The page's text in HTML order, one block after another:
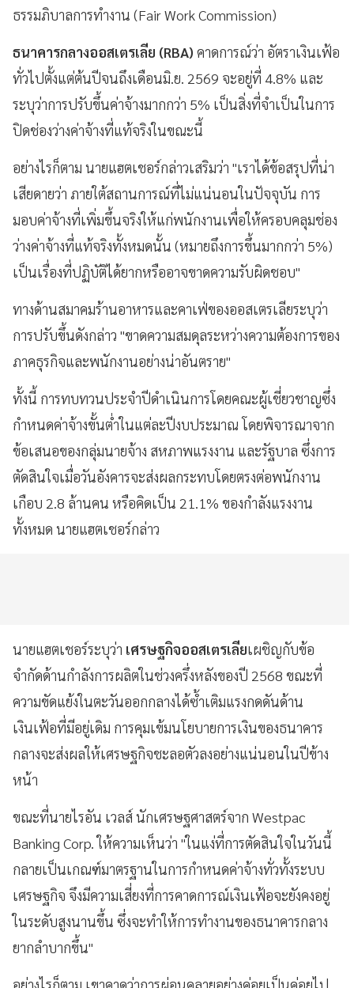
ธรรมภิบาลการทำงาน (Fair Work Commission)
ธนาคารกลางออสเตรเลีย (RBA) คาดการณ์ว่า อัตราเงินเฟ้อ
ทั่วไปตั้งแต่ต้นปีจนถึงเดือนมิ.ย. 2569 จะอยู่ที่ 4.8% และ
ระบุว่าการปรับขึ้นค่าจ้างมากกว่า 5% เป็นสิ่งที่จำเป็นในการ
ปิดช่องว่างค่าจ้างที่แท้จริงในขณะนี้
อย่างไรก็ตาม นายแฮตเชอร์กล่าวเสริมว่า "เราได้ข้อสรุปที่น่า
เสียดายว่า ภายใต้สถานการณ์ที่ไม่แน่นอนในปัจจุบัน การ
มอบค่าจ้างที่เพิ่มขึ้นจริงให้แก่พนักงานเพื่อให้ครอบคลุมช่อง
ว่างค่าจ้างที่แท้จริงทั้งหมดนั้น (หมายถึงการขึ้นมากกว่า 5%)
เป็นเรื่องที่ปฏิบัติได้ยากหรืออาจขาดความรับผิดชอบ"
ทางด้านสมาคมร้านอาหารและคาเฟ่ของออสเตรเลียระบุว่า
การปรับขึ้นดังกล่าว "ขาดความสมดุลระหว่างความต้องการของ
ภาคธุรกิจและพนักงานอย่างน่าอันตราย"
ทั้งนี้ การทบทวนประจำปีดำเนินการโดยคณะผู้เชี่ยวชาญซึ่ง
กำหนดค่าจ้างขั้นต่ำในแต่ละปีงบประมาณ โดยพิจารณาจาก
ข้อเสนอของกลุ่มนายจ้าง สหภาพแรงงาน และรัฐบาล ซึ่งการ
ตัดสินใจเมื่อวันอังคารจะส่งผลกระทบโดยตรงต่อพนักงาน
เกือบ 2.8 ล้านคน หรือคิดเป็น 21.1% ของกำลังแรงงาน
ทั้งหมด นายแฮตเชอร์กล่าว
นายแฮตเชอร์ระบุว่า เศรษฐกิจออสเตรเลียเผชิญกับข้อ
จำกัดด้านกำลังการผลิตในช่วงครึ่งหลังของปี 2568 ขณะที่
ความขัดแย้งในตะวันออกกลางได้ซ้ำเติมแรงกดดันด้าน
เงินเฟ้อที่มีอยู่เดิม การคุมเข้มนโยบายการเงินของธนาคาร
กลางจะส่งผลให้เศรษฐกิจชะลอตัวลงอย่างแน่นอนในปีข้าง
หน้า
ขณะที่นายไรอัน เวลส์ นักเศรษฐศาสตร์จาก Westpac
Banking Corp. ให้ความเห็นว่า "ในแง่ที่การตัดสินใจในวันนี้
กลายเป็นเกณฑ์มาตรฐานในการกำหนดค่าจ้างทั่วทั้งระบบ
เศรษฐกิจ จึงมีความเสี่ยงที่การคาดการณ์เงินเฟ้อจะยังคงอยู่
ในระดับสูงนานขึ้น ซึ่งจะทำให้การทำงานของธนาคารกลาง
ยากลำบากขึ้น"
อย่างไรก็ตาม เขาคาดว่าการผ่อนคลายอย่างค่อยเป็นค่อยไป